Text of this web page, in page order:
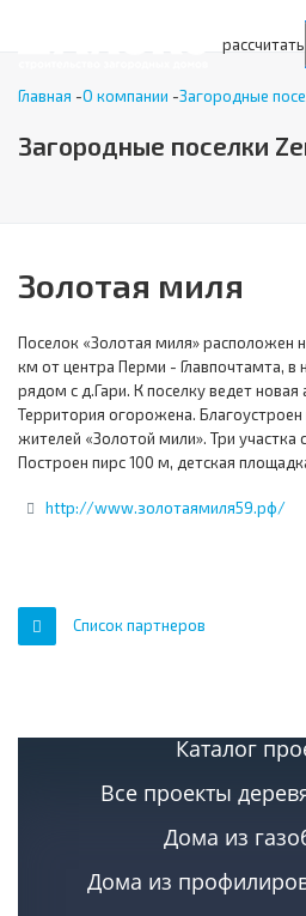
рассчитать
Главная -О компании -Загородные
Загородные поселки
Золотая миля
Поселок «Золотая миля» расположен
км от центра Перми - Главпочтамта, в
рядом с д.Гари. К поселку ведет
Территория огорожена.
жителей «Золотой мили». Три
Построен пирс 100 м, детская
http://www.золотаямиля59.рф/
Список партнеров
Каталог
Все проекты
Дома из
Дома из